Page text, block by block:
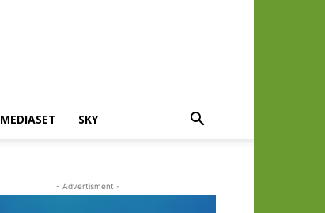
MEDIASET SKY
- Advertisment -